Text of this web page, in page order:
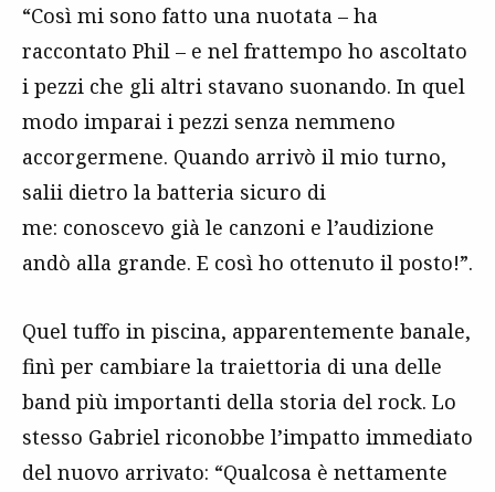
“Così mi sono fatto una nuotata – ha
raccontato Phil – e nel frattempo ho ascoltato
i pezzi che gli altri stavano suonando. In quel
modo imparai i pezzi senza nemmeno
accorgermene. Quando arrivò il mio turno,
salii dietro la batteria sicuro di
me: conoscevo già le canzoni e l’audizione
andò alla grande. E così ho ottenuto il posto!”.
Quel tuffo in piscina, apparentemente banale,
finì per cambiare la traiettoria di una delle
band più importanti della storia del rock. Lo
stesso Gabriel riconobbe l’impatto immediato
del nuovo arrivato: “Qualcosa è nettamente